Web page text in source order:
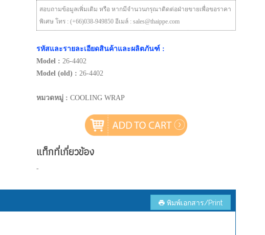
สอบถามข้อมูลเพิ่มเติม หรือ หากมีจำนวนกรุณาติดต่อฝ่ายขายเพื่อขอราคา
พิเศษ โทร : (+66)038-949850 อีเมล์ : sales@thaippe.com
รหัสและรายละเอียดสินค้าและผลิตภันฑ์ :
Model : 26-4402
Model (old) : 26-4402
หมวดหมู่ : COOLING WRAP
แท็กที่เกี่ยวข้อง
-
พิมพ์เอกสาร/Print